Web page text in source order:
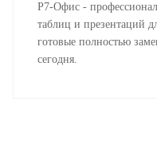
Р7-Офис -
таблиц и презентаций
готовые полностью
сегодня.